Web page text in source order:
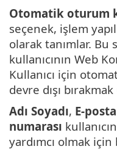
Otomatik oturum
seçenek, işlem
olarak tanımlar.
kullanıcının Web
Kullanıcı için
devre dışı
Adı Soyadı, E-
numarası
yardımcı olmak